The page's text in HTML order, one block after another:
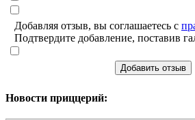
Добавляя отзыв, вы соглашаетесь с
Подтвердите добавление, поставив
Добавить отзыв
Новости приццерий: